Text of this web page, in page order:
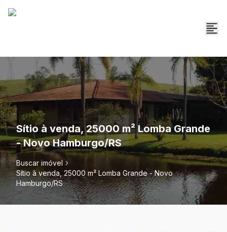
Sítio à venda, 25000 m² Lomba Grande
- Novo Hamburgo/RS
Buscar imóvel
Sítio à venda, 25000 m² Lomba Grande - Novo
Hamburgo/RS